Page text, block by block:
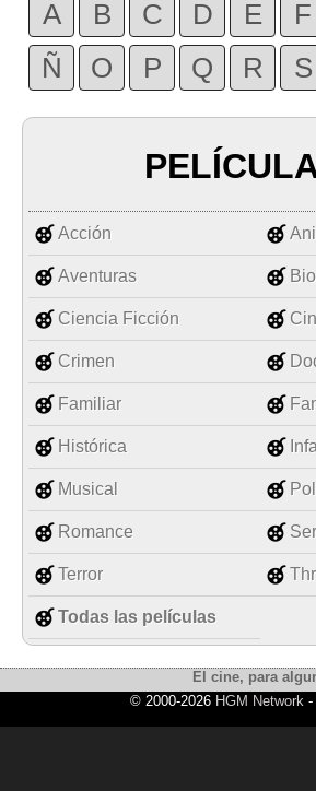
A B C D E F
Ñ
O P Q R S
Acción
Aventuras
Ciencia Ficción
Crimen
Familiar
Histórica
Musical
Romance
Terror
Todas las películas
El cine, para
© 2000-2026 HGM Network-